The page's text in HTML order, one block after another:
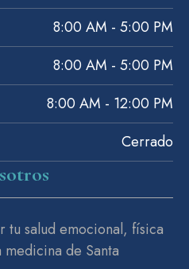
tu salud emocional, física
de Santa
8:00 AM - 5:00 PM
8:00 AM - 5:00 PM
8:00 AM - 12:00 PM
Cerrado